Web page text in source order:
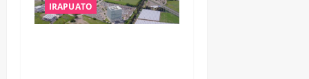
IRAPUATO